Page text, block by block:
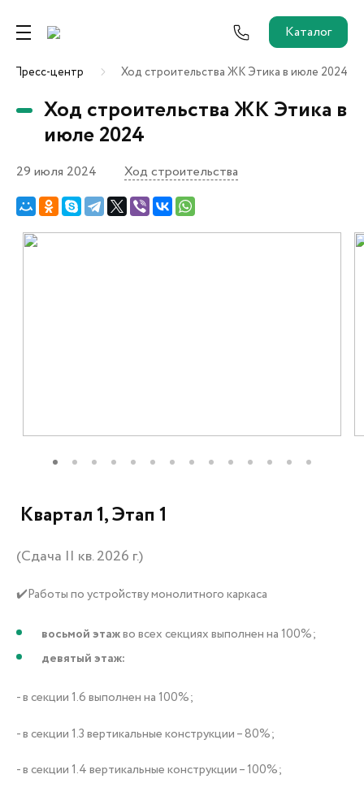
Каталог
Собственникам и новоселам
Агентам
Ремонт от застройщика
Трейд-Ин
Пресс-центр Ход строительства ЖК Этика в июле 2024
Ход строительства ЖК Этика в
июле 2024
29 июля 2024 Ход строительства
Квартал 1, Этап 1
(Сдача II кв. 2026 г.)
✔️Работы по устройству монолитного каркаса
восьмой этажво всех секциях выполнен на 100%;
девятый этаж:
- в секции 1.6 выполнен на 100%;
- в секции 1.3 вертикальные конструкции – 80%;
- в секции 1.4 вертикальные конструкции – 100%;